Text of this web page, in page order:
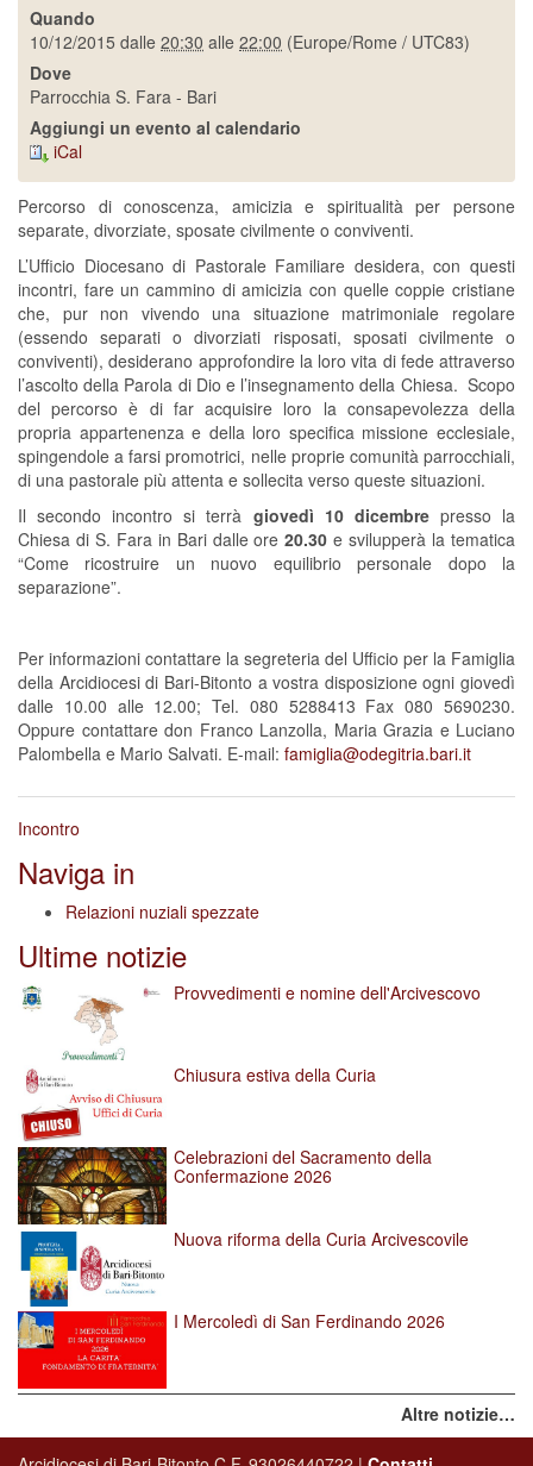
Quando
10/12/2015 dalle 20:30 alle 22:00 (Europe/Rome / UTC83)
Dove
Parrocchia S. Fara - Bari
Aggiungi un evento al calendario
iCal
Percorso di conoscenza, amicizia e spiritualità per persone
separate, divorziate, sposate civilmente o conviventi.
L’Ufficio Diocesano di Pastorale Familiare desidera, con questi
incontri, fare un cammino di amicizia con quelle coppie cristiane
che, pur non vivendo una situazione matrimoniale regolare
(essendo separati o divorziati risposati, sposati civilmente o
conviventi), desiderano approfondire la loro vita di fede attraverso
l’ascolto della Parola di Dio e l’insegnamento della Chiesa. Scopo
del percorso è di far acquisire loro la consapevolezza della
propria appartenenza e della loro specifica missione ecclesiale,
spingendole a farsi promotrici, nelle proprie comunità parrocchiali,
di una pastorale più attenta e sollecita verso queste situazioni.
Il secondo incontro si terrà giovedì 10 dicembrepresso la
Chiesa di S. Fara in Bari dalle ore20.30 e svilupperà la tematica
“Come ricostruire un nuovo equilibrio personale dopo la
separazione”.
Per informazioni contattare la segreteria del Ufficio per la Famiglia
della Arcidiocesi di Bari-Bitonto a vostra disposizione ogni giovedì
dalle 10.00 alle 12.00; Tel. 080 5288413 Fax 080 5690230.
Oppure contattare don Franco Lanzolla, Maria Grazia e Luciano
Palombella e Mario Salvati. E-mail: famiglia@odegitria.bari.it
Incontro
Naviga in
Relazioni nuziali spezzate
Ultime notizie
Provvedimenti e nomine dell'Arcivescovo
Chiusura estiva della Curia
Celebrazioni del Sacramento della
Confermazione 2026
Nuova riforma della Curia Arcivescovile
I Mercoledì di San Ferdinando 2026
Altre notizie…